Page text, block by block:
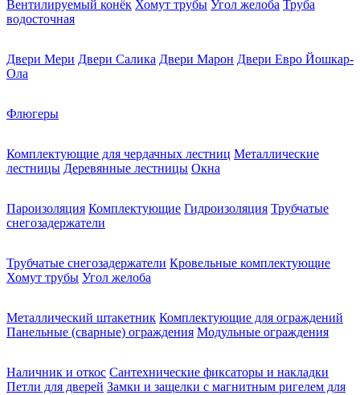
Вентилируемый конёк Хомут трубы Угол желоба Труба
водосточная
Двери Мери Двери Салика Двери Марон Двери Евро Йошкар-
Ола
Флюгеры
Комплектующие для чердачных лестниц Металлические
лестницы Деревянные лестницы Окна
Пароизоляция Комплектующие Гидроизоляция Трубчатые
снегозадержатели
Трубчатые снегозадержатели Кровельные комплектующие
Хомут трубы Угол желоба
Металлический штакетник Комплектующие для ограждений
Панельные (сварные) ограждения Модульные ограждения
Наличник и откос Сантехнические фиксаторы и накладки
Петли для дверей Замки и защелки с магнитным ригелем для